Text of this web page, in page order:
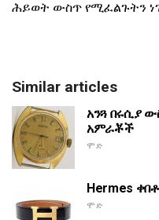
ሕይወት ውስጥ የሚፈልጉትን
Similar articles
አንጓ በሩሲያ
አምራቾች
ሞድ
Hermes
ሞድ